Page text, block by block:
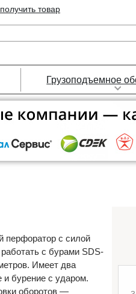
товар
Грузоподъемное
с силой
с бурами SDS-
Имеет два
бурение с ударом.
оборотов —